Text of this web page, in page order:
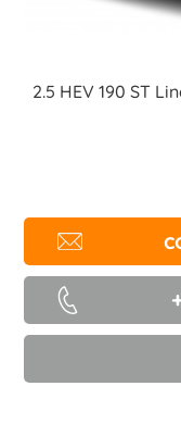
2.5 HEV 190 ST